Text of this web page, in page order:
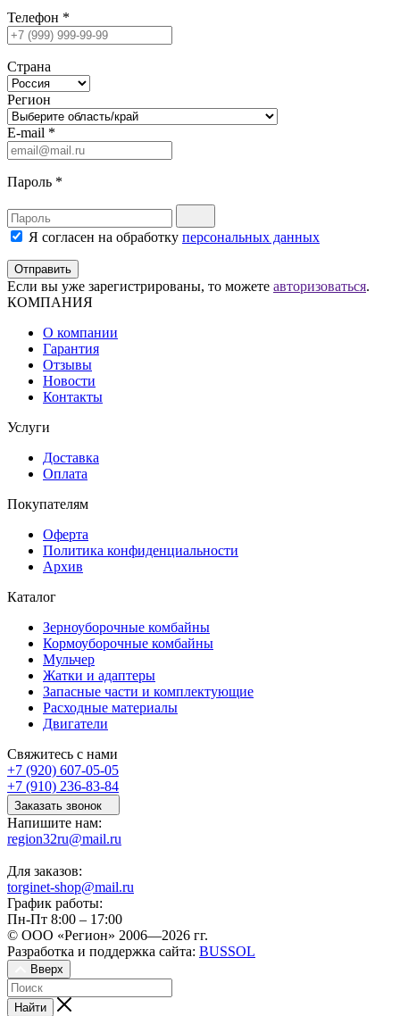
Телефон *
Страна
Регион
E-mail *
Пароль *
Я согласен на обработку персональных данных
Отправить
Если вы уже зарегистрированы, то можете авторизоваться.
КОМПАНИЯ
О компании
Гарантия
Отзывы
Новости
Контакты
Услуги
Доставка
Оплата
Покупателям
Оферта
Политика конфиденциальности
Архив
Каталог
Зерноуборочные комбайны
Кормоуборочные комбайны
Мульчер
Жатки и адаптеры
Запасные части и комплектующие
Расходные материалы
Двигатели
Свяжитесь с нами
+7 (920) 607-05-05
+7 (910) 236-83-84
Заказать звонок
Напишите нам:
region32ru@mail.ru
Для заказов:
torginet-shop@mail.ru
График работы:
Пн-Пт 8:00 – 17:00
© ООО «Регион» 2006—2026 гг.
Разработка и поддержка сайта: BUSSOL
Вверх
Найти